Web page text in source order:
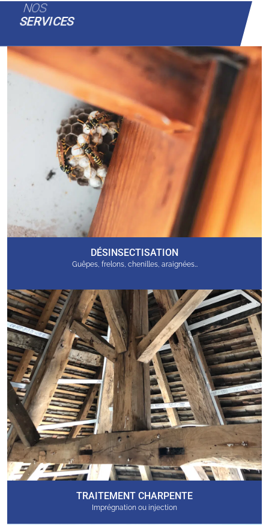
NOS
SERVICES
DÉSINSECTISATION
Guêpes, frelons, chenilles, araignées…
TRAITEMENT CHARPENTE
Imprégnation ou injection